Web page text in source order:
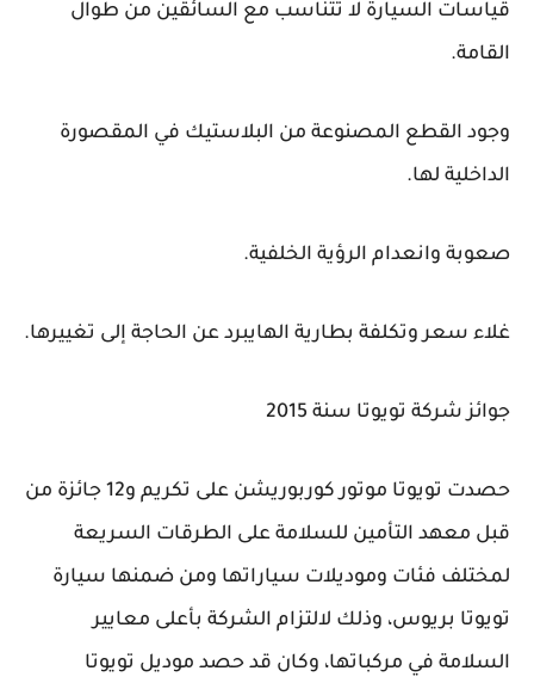
قياسات السيارة لا تتناسب مع السائقين من طوال
القامة.
وجود القطع المصنوعة من البلاستيك في المقصورة
الداخلية لها.
صعوبة وانعدام الرؤية الخلفية.
غلاء سعر وتكلفة بطارية الهايبرد عن الحاجة إلى تغييرها.
جوائز شركة تويوتا سنة 2015
حصدت تويوتا موتور كوربوريشن على تكريم و12 جائزة من
قبل معهد التأمين للسلامة على الطرقات السريعة
لمختلف فئات وموديلات سياراتها ومن ضمنها سيارة
تويوتا بريوس، وذلك لالتزام الشركة بأعلى معايير
السلامة في مركباتها، وكان قد حصد موديل تويوتا